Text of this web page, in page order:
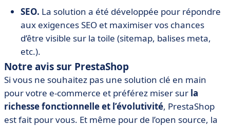
SEO. La solution a été développée pour répondre
aux exigences SEO et maximiser vos chances
d’être visible sur la toile (sitemap, balises meta,
etc.).
Notre avis sur PrestaShop
Si vous ne souhaitez pas une solution clé en main
pour votre e-commerce et préférez miser sur la
richesse fonctionnelle et l’évolutivité, PrestaShop
est fait pour vous. Et même pour de l’open source, la